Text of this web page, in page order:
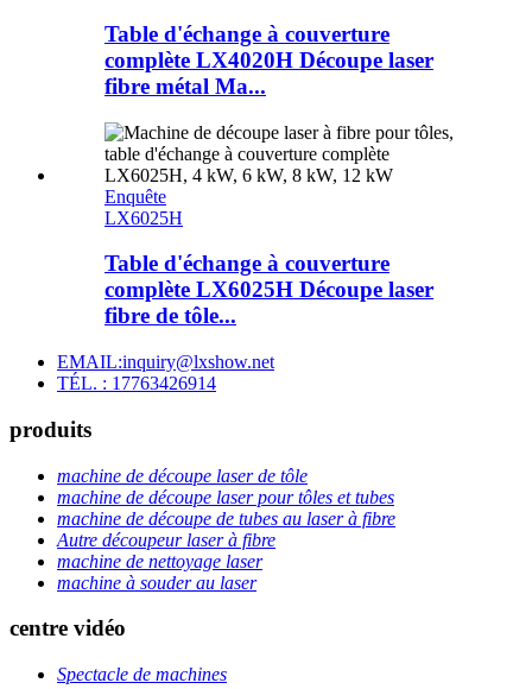
Table d'échange à couverture
complète LX4020H Découpe laser
fibre métal Ma...
Enquête
LX6025H
Table d'échange à couverture
complète LX6025H Découpe laser
fibre de tôle...
EMAIL:inquiry@lxshow.net
TÉL. : 17763426914
produits
machine de découpe laser de tôle
machine de découpe laser pour tôles et tubes
machine de découpe de tubes au laser à fibre
Autre découpeur laser à fibre
machine de nettoyage laser
machine à souder au laser
centre vidéo
Spectacle de machines